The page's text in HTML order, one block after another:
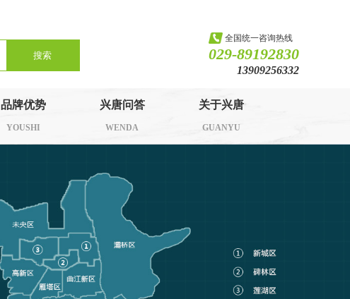
搜索
全国统一咨询热线
029-89192830
13909256332
品牌优势
YOUSHI
兴唐问答
WENDA
关于兴唐
GUANYU